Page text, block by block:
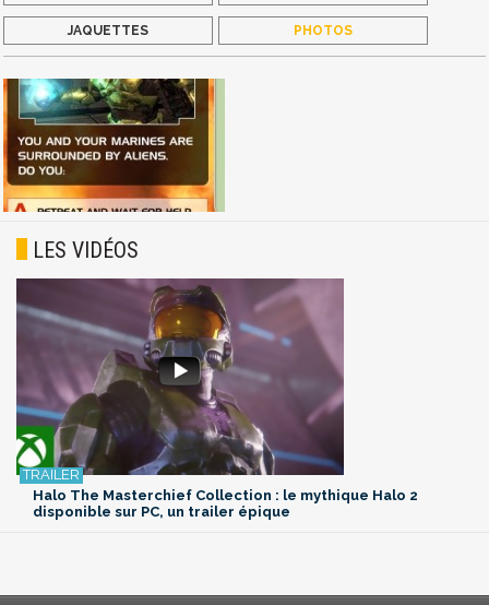
JAQUETTES PHOTOS
LES VIDÉOS
Halo The Masterchief Collection : le mythique Halo 2
disponible sur PC, un trailer épique